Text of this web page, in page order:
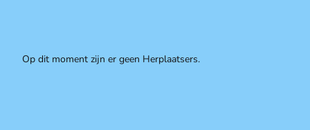
Op dit moment zijn er geen Herplaatsers.